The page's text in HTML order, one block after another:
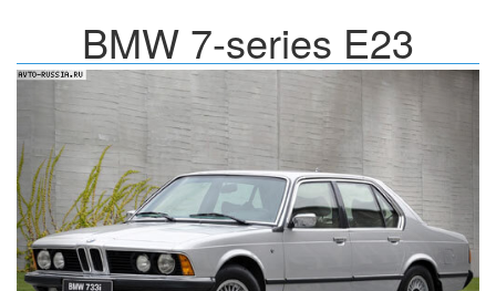
BMW 7-series E23
Назад